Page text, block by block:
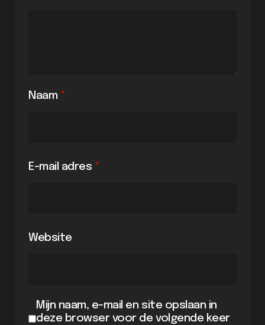
Naam *
E-mail adres *
Website
Mijn naam, e-mail en site opslaan in
deze browser voor de volgende keer